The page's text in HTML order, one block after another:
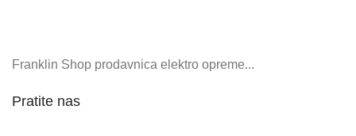
Franklin Shop prodavnica elektro opreme...
Pratite nas